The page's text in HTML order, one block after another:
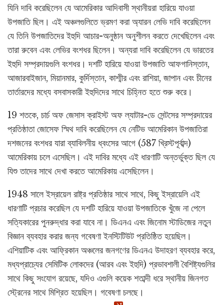
যিনি দাবি করেছিলেন যে আমেরিকার আদিবাসী স্থানীয়রা হারিয়ে যাওয়া
উপজাতি ছিল। এই অঞ্চলগুলিতে ভ্রমণ করা অ্যারন লেভি দাবি করেছিলেন
যে তিনি উপজাতিদের ইহুদি আচার-অনুষ্ঠান অনুশীলন করতে দেখেছিলেন এবং
তারা রুবেন এবং লেভির বংশধর ছিলেন। অন্যরা দাবি করেছিলেন যে ভারতের
ইহুদি সম্প্রদায়গুলি বংশধর। দশটি হারিয়ে যাওয়া উপজাতি আফগানিস্তান,
আজারবাইজান, মিয়ানমার, কুর্দিস্তান, কাশ্মীর এবং রাশিয়া, জাপান এবং চীনের
তার্তারদের মধ্যে বসবাসকারী ইহুদিদের সাথে চিহ্নিত হতে শুরু করে।
19 শতকে, চার্চ অফ জেসাস ক্রাইস্ট অফ ল্যাটার-ডে সেন্টসের সম্প্রদায়ের
প্রতিষ্ঠাতা জোসেফ স্মিথ দাবি করেছিলেন যে নেটিভ আমেরিকান উপজাতিরা
দশজনের বংশধর যারা ব্যাবিলনীয় ধ্বংসের আগে (587 খ্রিস্টপূর্বাব্দ)
আমেরিকায় চলে এসেছিল। এই দাবির মধ্যে এই ধারণাটি অন্তর্ভুক্ত ছিল যে
যিশু তাদের সাথে দেখা করতে আমেরিকায় এসেছিলেন।
1948 সালে ইস্রায়েল রাষ্ট্র প্রতিষ্ঠার সাথে সাথে, কিছু ইস্রায়েলি এই
ধারণাটি প্রচার করেছিল যে দশটি হারিয়ে যাওয়া উপজাতিকে খুঁজে না পেলে
সত্যিকারের পুনরুদ্ধার করা যাবে না। ডিএনএ এবং জিনোম স্টাডিজের নতুন
বিজ্ঞান ব্যবহার করার জন্য গবেষণা ইনস্টিটিউট প্রতিষ্ঠিত হয়েছিল।
এশিয়াটিক এবং আফ্রিকান অঞ্চলের জনগণের ডিএনএ উদাহরণ ব্যবহার করে,
মধ্যপ্রাচ্যের সেমিটিক লোকদের (আরব এবং ইহুদি) প্রভাবশালী বৈশিষ্ট্যগুলির
সাথে কিছু সংযোগ রয়েছে, যদিও এগুলি কয়েক শতাব্দী ধরে স্থানীয় জিনগত
স্ট্রেনের সাথে মিশ্রিত হয়েছিল। গবেষণা চলছে।